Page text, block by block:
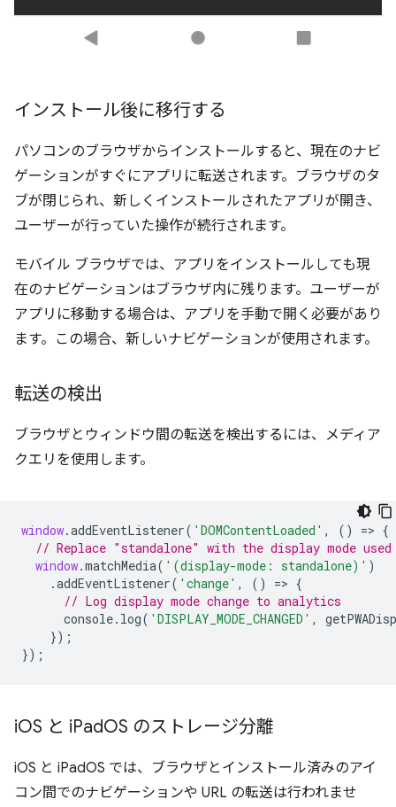
インストール後に移行する
パソコンのブラウザからインストールすると、現在のナビ
ゲーションがすぐにアプリに転送されます。ブラウザのタ
ブが閉じられ、新しくインストールされたアプリが開き、
ユーザーが行っていた操作が続行されます。
モバイル ブラウザでは、アプリをインストールしても現
在のナビゲーションはブラウザ内に残ります。ユーザーが
アプリに移動する場合は、アプリを手動で開く必要があり
ます。この場合、新しいナビゲーションが使用されます。
転送の検出
ブラウザとウィンドウ間の転送を検出するには、メディア
クエリを使用します。
window.addEventListener( 'DOMContentLoaded' , () => {
// Replace "standalone" with the display mode
window.matchMedia( '(display-mode: standalone)' )
.addEventListener( 'change' , () => {
// Log display mode change to analytics
console. log( 'DISPLAY_MODE_CHANGED' ,
});
});
iOS と iPadOS のストレージ分離
iOS と iPadOS では、ブラウザとインストール済みのアイ
コン間でのナビゲーションや URL の転送は行われませ